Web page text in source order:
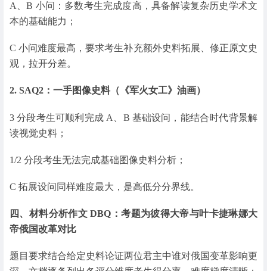
A、B 小问：多数考生完成度高，具备解读复杂历史学术文
本的基础能力；
C 小问难度最高，要求考生补充额外史料拓展、修正原文史
观，拉开分差。
2. SAQ2：一手图像史料（《军火女工》油画）
3 分段考生可顺利完成 A、B 基础设问，能结合时代背景解
读视觉史料；
1/2 分段考生无法完成基础图像史料分析；
C 拓展设问同样难度最大，是高低分分界线。
四、材料分析作文 DBQ：考题为彼得大帝与叶卡捷琳娜大
帝俄国改革对比
题目要求结合给定史料论证两位君主中谁对俄国变革影响更